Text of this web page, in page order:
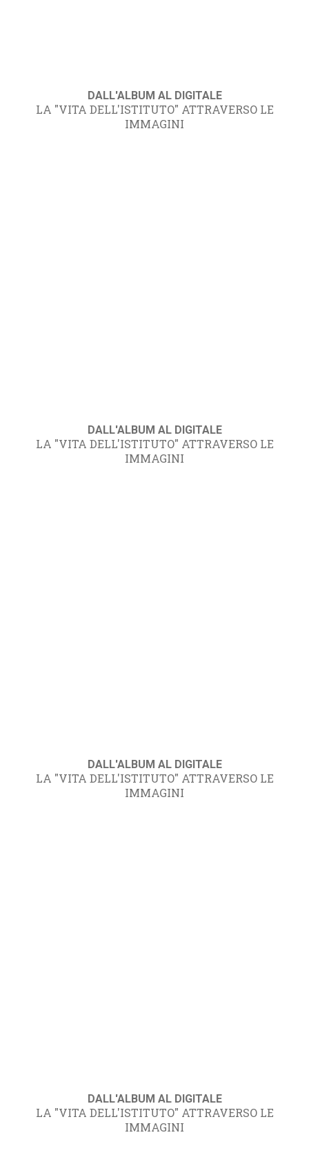
DALL'ALBUM AL DIGITALE
LA "VITA DELL'ISTITUTO" ATTRAVERSO LE
IMMAGINI
DALL'ALBUM AL DIGITALE
LA "VITA DELL'ISTITUTO" ATTRAVERSO LE
IMMAGINI
DALL'ALBUM AL DIGITALE
LA "VITA DELL'ISTITUTO" ATTRAVERSO LE
IMMAGINI
DALL'ALBUM AL DIGITALE
LA "VITA DELL'ISTITUTO" ATTRAVERSO LE
IMMAGINI